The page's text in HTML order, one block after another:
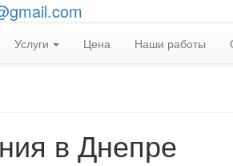
Услуги Цена Наши работы
в Днепре